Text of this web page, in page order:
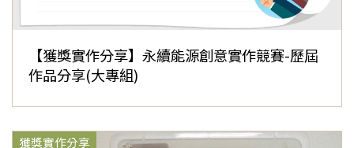
【獲獎實作分享】永續能源創意實作競賽-歷屆
作品分享(大專組)
獲獎實作分享